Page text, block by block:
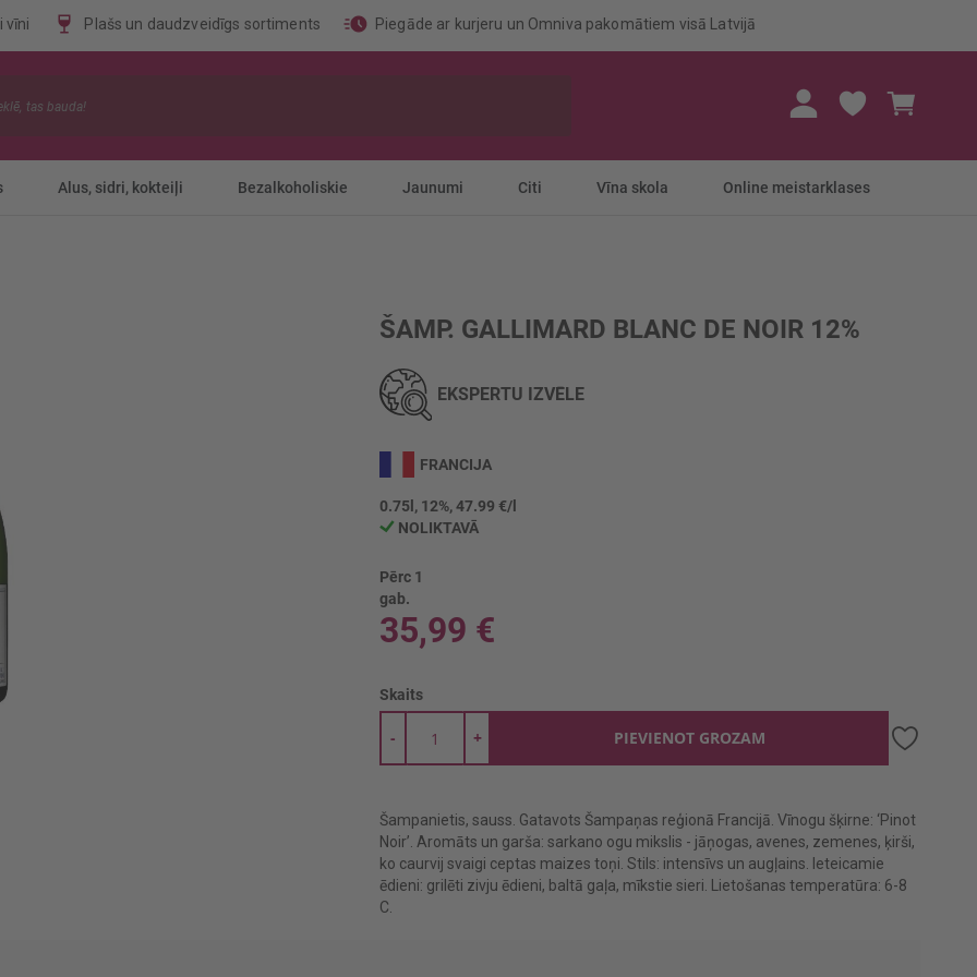
vīni Plašs un daudzveidīgs sortiments Piegāde ar kurjeru un Omniva pakomātiem visā Latvijā
Alus, sidri, kokteiļi Bezalkoholiskie Jaunumi Citi Vīna skola Online meistarklases
ŠAMP. GALLIMARD BLANC DE NOIR 12%
EKSPERTU IZVĒLE
FRANCIJA
0.75l, 12%, 47.99 €/l
NOLIKTAVĀ
Pērc 1
gab.
35,99 €
Skaits
+
- PIEVIENOT GROZAM
Šampanietis, sauss. Gatavots Šampaņas reģionā Francijā. Vīnogu šķirne: ‘Pinot
Noir’. Aromāts un garša: sarkano ogu mikslis - jāņogas, avenes, zemenes, ķirši,
ko caurvij svaigi ceptas maizes toņi. Stils: intensīvs un augļains. Ieteicamie
ēdieni: grilēti zivju ēdieni, baltā gaļa, mīkstie sieri. Lietošanas temperatūra: 6-8
C.